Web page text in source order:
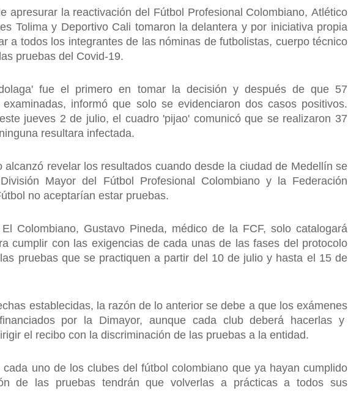
apresurar la reactivación del Fútbol Profesional Colombiano, Atlético
Tolima y Deportivo Cali tomaron la delantera y por iniciativa propia
a todos los integrantes de las nóminas de futbolistas, cuerpo técnico
pruebas del Covid-19.
fue el primero en tomar la decisión y después de que 57
examinadas, informó que solo se evidenciaron dos casos positivos.
jueves 2 de julio, el cuadro 'pijao' comunicó que se realizaron 37
resultara infectada.
alcanzó revelar los resultados cuando desde la ciudad de Medellín se
Mayor del Fútbol Profesional Colombiano y la Federación
no aceptarían estar pruebas.
Colombiano, Gustavo Pineda, médico de la FCF, solo catalogará
cumplir con las exigencias de cada unas de las fases del protocolo
pruebas que se practiquen a partir del 10 de julio y hasta el 15 de
establecidas, la razón de lo anterior se debe a que los exámenes
por la Dimayor, aunque cada club deberá hacerlas y
el recibo con la discriminación de las pruebas a la entidad.
cada uno de los clubes del fútbol colombiano que ya hayan cumplido
de las pruebas tendrán que volverlas a prácticas a todos sus